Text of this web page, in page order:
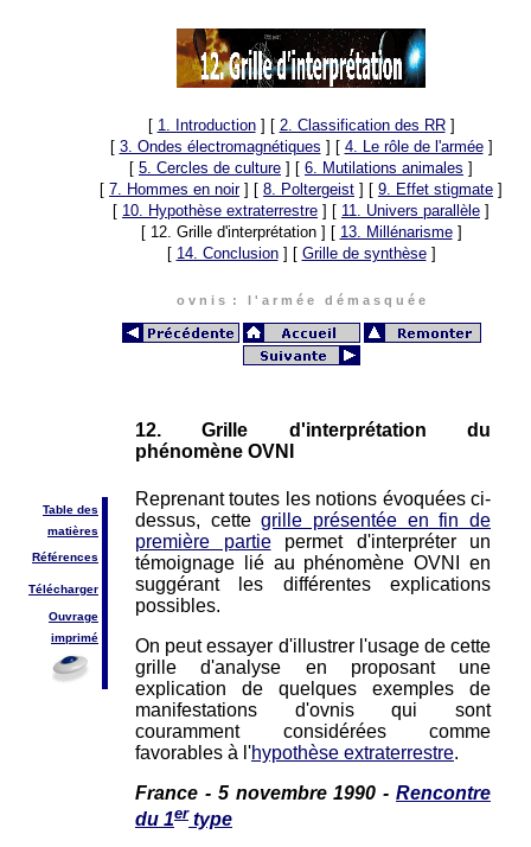
[ 1. Introduction] [ 2. Classification des RR]
[ 3. Ondes électromagnétiques ] [ 4. Le rôle de l'armée]
[ 5. Cercles de culture ] [ 6. Mutilations animales ]
[ 7. Hommes en noir] [ 8. Poltergeist ] [ 9. Effet stigmate ]
[ 10. Hypothèse extraterrestre ] [ 11. Univers parallèle ]
[ 12. Grille d'interprétation ] [ 13. Millénarisme]
[ 14. Conclusion] [ Grille de synthèse]
o v n i s : l ' a r m é e d é m a s q u é e
Table des
matières
Références
Télécharger
Ouvrage
imprimé
12. Grille d'interprétation du
phénomène OVNI
Reprenant toutes les notions évoquées ci-
dessus, cettegrille présentée en fin de
première partiepermet d'interpréter un
témoignage lié au phénomène OVNI en
suggérant les différentes explications
possibles.
On peut essayer d'illustrer l'usage de cette
grille d'analyse en proposant une
explication de quelques exemples de
manifestations d'ovnis qui sont
couramment considérées comme
favorables à l'hypothèse extraterrestre.
France - 5 novembre 1990 - Rencontre
du 1ertype